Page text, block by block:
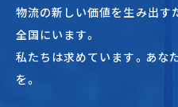
物流の新しい価値を生み出す
全国にいます。
私たちは求めています。あな
を。